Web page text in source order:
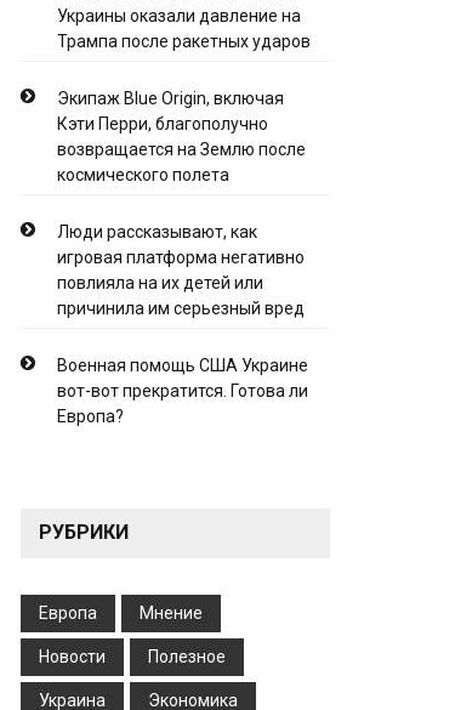
Украины оказали давление на
Трампа после ракетных ударов
Экипаж Blue Origin, включая
Кэти Перри, благополучно
возвращается на Землю после
космического полета
Люди рассказывают, как
игровая платформа негативно
повлияла на их детей или
причинила им серьезный вред
Военная помощь США Украине
вот-вот прекратится. Готова ли
Европа?
РУБРИКИ
Европа Мнение
Новости Полезное
Украина Экономика